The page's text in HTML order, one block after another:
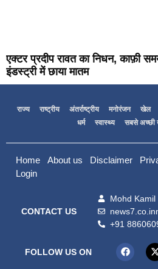
एक्टर प्रदीप रावत का निधन, काफ़ी
इंडस्ट्री में छाया मातम
राज्य राष्ट्रीय अंतर्राष्ट्रीय मनोरंजन खेल
धर्म
स्वास्थ्य सबसे अच्छी
Home About us Disclaimer
Login
CONTACT US
Mohd Kamil
+91
FOLLOW US ON